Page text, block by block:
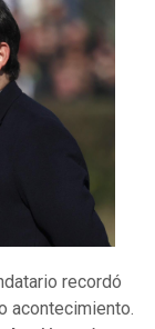
recordó
acontecimiento.